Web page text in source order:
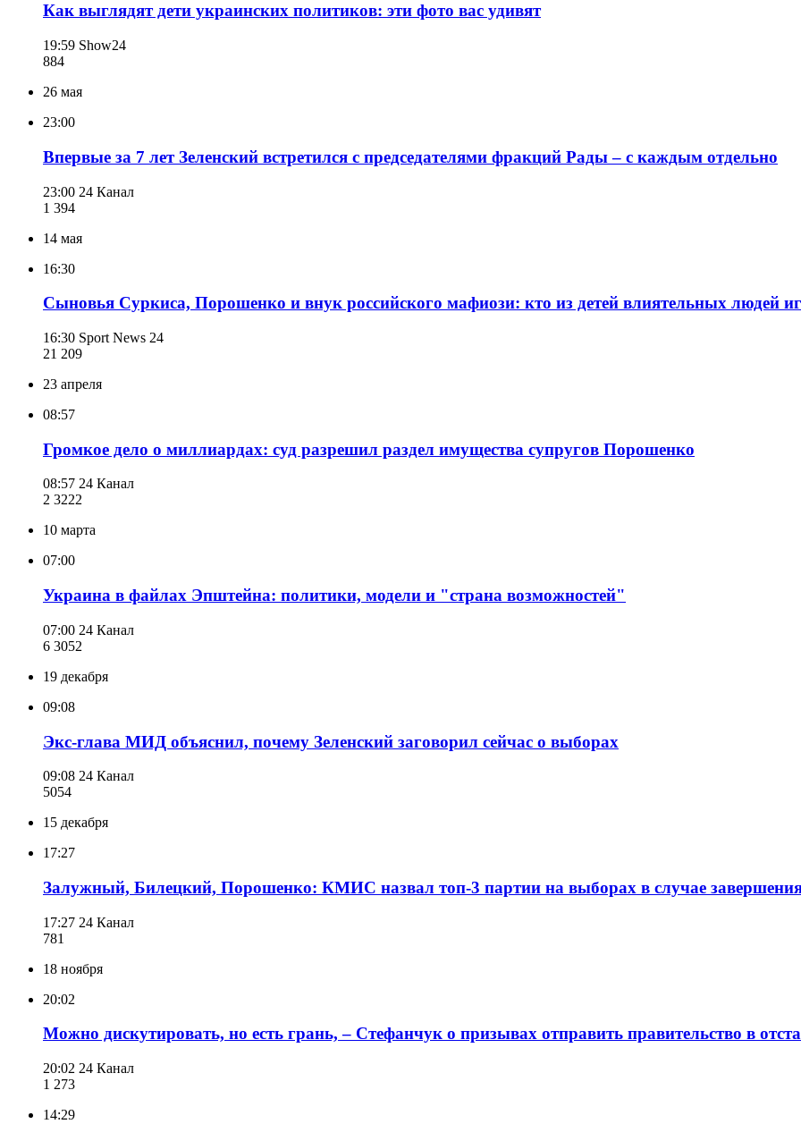
Как выглядят дети украинских политиков: эти фото вас удивят
19:59 Show24
884
26 мая
23:00
Впервые за 7 лет Зеленский встретился с председателями фракций Рады – с каждым отдельно
23:00 24 Канал
1 394
14 мая
16:30
Сыновья Суркиса, Порошенко и внук российского мафиози: кто из детей влиятельных людей
16:30 Sport News 24
21 209
23 апреля
08:57
Громкое дело о миллиардах: суд разрешил раздел имущества супругов Порошенко
08:57 24 Канал
2 3222
10 марта
07:00
Украина в файлах Эпштейна: политики, модели и "страна возможностей"
07:00 24 Канал
6 3052
19 декабря
09:08
Экс-глава МИД объяснил, почему Зеленский заговорил сейчас о выборах
09:08 24 Канал
5054
15 декабря
17:27
Залужный, Билецкий, Порошенко: КМИС назвал топ-3 партии на выборах в случае
17:27 24 Канал
781
18 ноября
20:02
Можно дискутировать, но есть грань, – Стефанчук о призывах отправить правительство в
20:02 24 Канал
1 273
14:29